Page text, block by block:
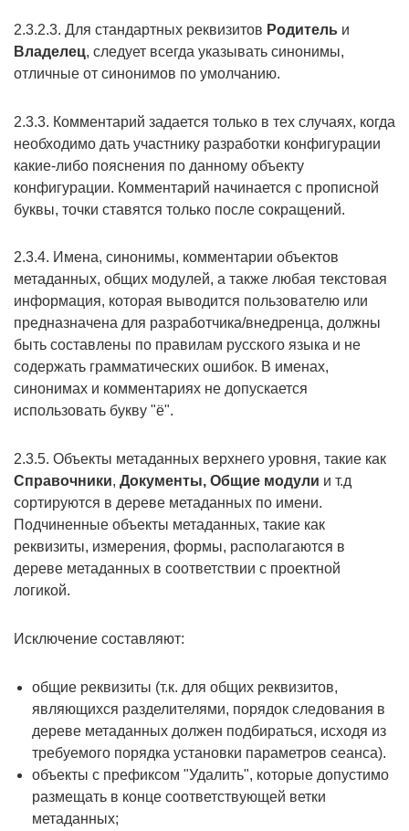
2.3.2.3. Для стандартных реквизитов Родитель и
Владелец, следует всегда указывать синонимы,
отличные от синонимов по умолчанию.
2.3.3. Комментарий задается только в тех случаях, когда
необходимо дать участнику разработки конфигурации
какие-либо пояснения по данному объекту
конфигурации. Комментарий начинается с прописной
буквы, точки ставятся только после сокращений.
2.3.4. Имена, синонимы, комментарии объектов
метаданных, общих модулей, а также любая текстовая
информация, которая выводится пользователю или
предназначена для разработчика/внедренца, должны
быть составлены по правилам русского языка и не
содержать грамматических ошибок. В именах,
синонимах и комментариях не допускается
использовать букву "ё".
2.3.5. Объекты метаданных верхнего уровня, такие как
Справочники, Документы, Общие модули и т.д
сортируются в дереве метаданных по имени.
Подчиненные объекты метаданных, такие как
реквизиты, измерения, формы, располагаются в
дереве метаданных в соответствии с проектной
логикой.
Исключение составляют:
общие реквизиты (т.к. для общих реквизитов,
являющихся разделителями, порядок следования в
дереве метаданных должен подбираться, исходя из
требуемого порядка установки параметров сеанса).
объекты с префиксом "Удалить", которые допустимо
размещать в конце соответствующей ветки
метаданных;